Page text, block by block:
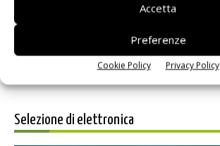
Accetta
Preferenze
Cookie Policy Privacy Policy
Selezione di elettronica